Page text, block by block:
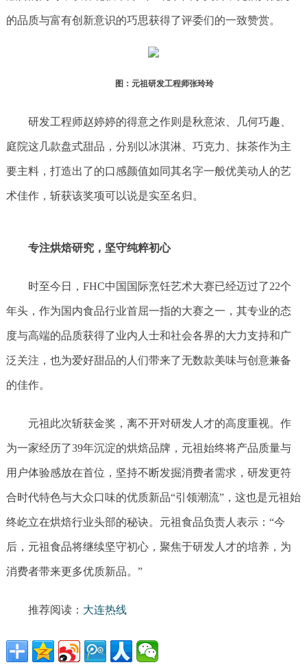
的品质与富有创新意识的巧思获得了评委们的一致赞赏。
图： 元祖研发工程师张玲玲
研发工程师赵婷婷的得意之作则是秋意浓、几何巧趣、
庭院这几款盘式甜品，分别以冰淇淋、巧克力、抹茶作为主
要主料，打造出了的口感颜值如同其名字一般优美动人的艺
术佳作，斩获该奖项可以说是实至名归。
专注烘焙研究，坚守纯粹初心
时至今日，FHC中国国际烹饪艺术大赛已经迈过了22个
年头，作为国内食品行业首屈一指的大赛之一，其专业的态
度与高端的品质获得了业内人士和社会各界的大力支持和广
泛关注，也为爱好甜品的人们带来了无数款美味与创意兼备
的佳作。
元祖此次斩获金奖，离不开对研发人才的高度重视。作
为一家经历了39年沉淀的烘焙品牌，元祖始终将产品质量与
用户体验感放在首位，坚持不断发掘消费者需求，研发更符
合时代特色与大众口味的优质新品“引领潮流”，这也是元祖始
终屹立在烘焙行业头部的秘诀。元祖食品负责人表示：“今
后，元祖食品将继续坚守初心，聚焦于研发人才的培养，为
消费者带来更多优质新品。”
推荐阅读： 大连热线